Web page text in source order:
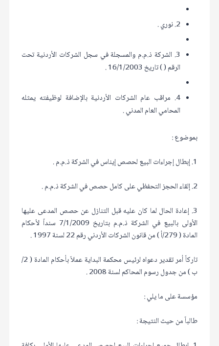
2. نوري .
3. الشركة ذ.م.م والمسجلة في سجل الشركات الأردنية تحت
الرقم ( ) تاريخ 16/1/2003 .
4. مراقب عام الشركات الأردنية بالإضافة لوظيفته يمثله
المحامي العام المدني .
بموضوع :
1. إبطال إجراءات البيع لحصص إيناس في الشركة ذ.م.م .
2. إلقاء الحجز التحفظي على كامل حصص في الشركة ذ.م.م .
3. إعادة الحال لما كان عليه قبل التنازل عن حصص المدعى عليها
الأولى بالبيع في الشركة ذ.م.م بتاريخ 7/1/2009 سنداً لأحكام
المادة ( 279/أ ) من قانون الشركات الأردني رقم 22 لسنة 1997 .
تاركاً أمر تقدير دعواه لرئيس محكمة البداية عملاً بأحكام المادة ( 2/
ب ) من جدول رسوم المحاكم لسنة 2008 .
مؤسسة على ما يلي :
طالباً من حيث النتيجة :